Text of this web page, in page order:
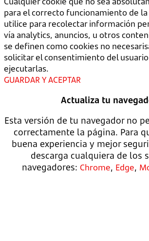
para el correcto funcionamiento de la
utilice para recolectar información
vía analytics, anuncios, u otros
se definen como cookies no
solicitar el consentimiento del
ejecutarlas.
GUARDAR Y ACEPTAR
Actualiza tu
Esta versión de tu navegador no
correctamente la página. Para
buena experiencia y mejor
descarga cualquiera de los
navegadores: Chrome, Edge,